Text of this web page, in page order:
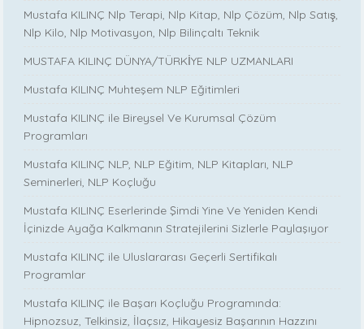
Mustafa KILINÇ Nlp Terapi, Nlp Kitap, Nlp Çözüm, Nlp Satış,
Nlp Kilo, Nlp Motivasyon, Nlp Bilinçaltı Teknik
MUSTAFA KILINÇ DÜNYA/TÜRKİYE NLP UZMANLARI
Mustafa KILINÇ Muhteşem NLP Eğitimleri
Mustafa KILINÇ ile Bireysel Ve Kurumsal Çözüm
Programları
Mustafa KILINÇ NLP, NLP Eğitim, NLP Kitapları, NLP
Seminerleri, NLP Koçluğu
Mustafa KILINÇ Eserlerinde Şimdi Yine Ve Yeniden Kendi
İçinizde Ayağa Kalkmanın Stratejilerini Sizlerle Paylaşıyor
Mustafa KILINÇ ile Uluslararası Geçerli Sertifikalı
Programlar
Mustafa KILINÇ ile Başarı Koçluğu Programında:
Hipnozsuz, Telkinsiz, İlaçsız, Hikayesiz Başarının Hazzını